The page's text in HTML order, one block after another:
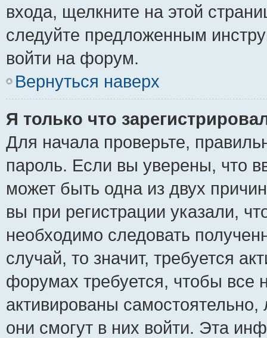
входа, щелкните на этой
следуйте предложенным
войти на форум.
Вернуться наверх
Я только что
Для начала проверьте,
пароль. Если вы уверены, что
может быть одна из двух
вы при регистрации указали,
необходимо следовать
случай, то значит, требуется
форумах требуется, чтобы все
активированы
они смогут в них войти. Эта